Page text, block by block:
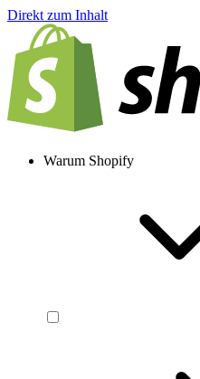
Direkt zum Inhalt
Warum Shopify